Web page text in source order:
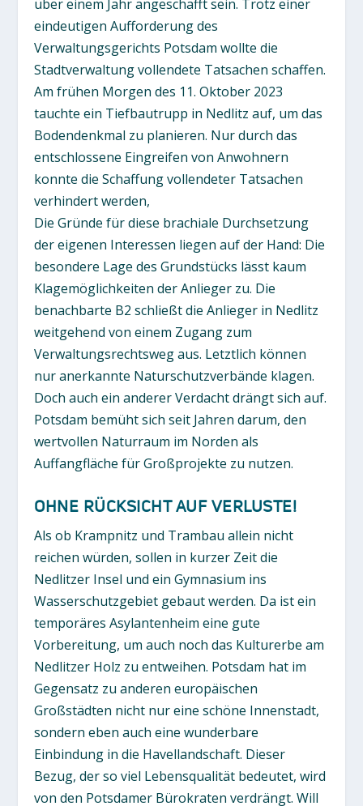
über einem Jahr angeschafft sein. Trotz einer
eindeutigen Aufforderung des
Verwaltungsgerichts Potsdam wollte die
Stadtverwaltung vollendete Tatsachen schaffen.
Am frühen Morgen des 11. Oktober 2023
tauchte ein Tiefbautrupp in Nedlitz auf, um das
Bodendenkmal zu planieren. Nur durch das
entschlossene Eingreifen von Anwohnern
konnte die Schaffung vollendeter Tatsachen
verhindert werden,
Die Gründe für diese brachiale Durchsetzung
der eigenen Interessen liegen auf der Hand: Die
besondere Lage des Grundstücks lässt kaum
Klagemöglichkeiten der Anlieger zu. Die
benachbarte B2 schließt die Anlieger in Nedlitz
weitgehend von einem Zugang zum
Verwaltungsrechtsweg aus. Letztlich können
nur anerkannte Naturschutzverbände klagen.
Doch auch ein anderer Verdacht drängt sich auf.
Potsdam bemüht sich seit Jahren darum, den
wertvollen Naturraum im Norden als
Auffangfläche für Großprojekte zu nutzen.
OHNE RÜCKSICHT AUF VERLUSTE!
Als ob Krampnitz und Trambau allein nicht
reichen würden, sollen in kurzer Zeit die
Nedlitzer Insel und ein Gymnasium ins
Wasserschutzgebiet gebaut werden. Da ist ein
temporäres Asylantenheim eine gute
Vorbereitung, um auch noch das Kulturerbe am
Nedlitzer Holz zu entweihen. Potsdam hat im
Gegensatz zu anderen europäischen
Großstädten nicht nur eine schöne Innenstadt,
sondern eben auch eine wunderbare
Einbindung in die Havellandschaft. Dieser
Bezug, der so viel Lebensqualität bedeutet, wird
von den Potsdamer Bürokraten verdrängt. Will